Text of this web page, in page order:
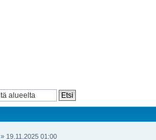
» 19.11.2025 01:00